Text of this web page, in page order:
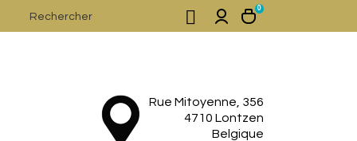
 0
Rue Mitoyenne, 356
4710 Lontzen
Belgique